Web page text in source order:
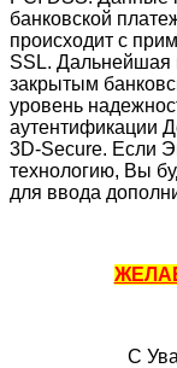
банковской
происходит с
SSL. Дальнейшая
закрытым
уровень
аутентификации
3D-Secure. Если
технологию, Вы
для ввода
С